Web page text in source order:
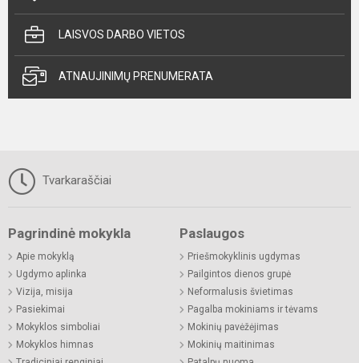
LAISVOS DARBO VIETOS
ATNAUJINIMŲ PRENUMERATA
Tvarkaraščiai
Pagrindinė mokykla
Apie mokyklą
Ugdymo aplinka
Vizija, misija
Pasiekimai
Mokyklos simboliai
Mokyklos himnas
Paslaugos
Priešmokyklinis ugdymas
Pailgintos dienos grupė
Neformalusis švietimas
Pagalba mokiniams ir tėvams
Mokinių pavėžėjimas
Mokinių maitinimas